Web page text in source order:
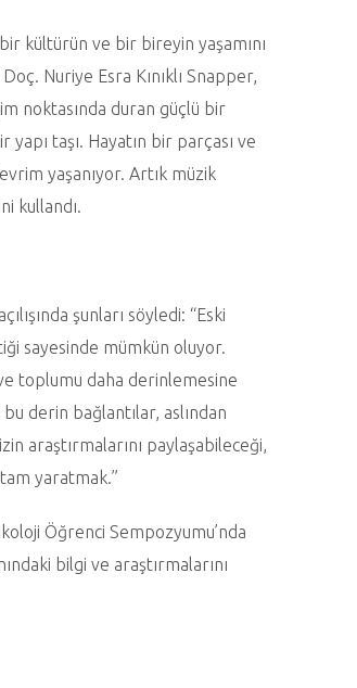
kültürün ve bir bireyin yaşamını
Nuriye Esra Kınıklı Snapper,
noktasında duran güçlü bir
taşı. Hayatın bir parçası ve
yaşanıyor. Artık müzik
kullandı.
şunları söyledi: “Eski
sayesinde mümkün oluyor.
toplumu daha derinlemesine
derin bağlantılar, aslından
araştırmalarını paylaşabileceği,
yaratmak.”
Öğrenci Sempozyumu’nda
bilgi ve araştırmalarını